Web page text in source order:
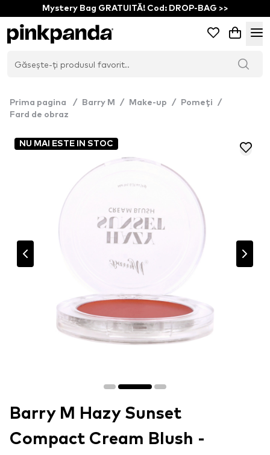
Mystery Bag GRATUITĂ! Cod: DROP-BAG >>
Prima pagina / Barry M / Make-up / Pomeți
/
Fard de obraz
NU MAI ESTE IN STOC
Barry M Hazy Sunset
Compact Cream Blush -